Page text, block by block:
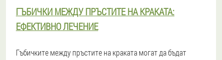
ГЪБИЧКИ МЕЖДУ ПРЪСТИТЕ НА КРАКАТА:
ЕФЕКТИВНО ЛЕЧЕНИЕ
Гъбичките между пръстите на краката могат да бъдат